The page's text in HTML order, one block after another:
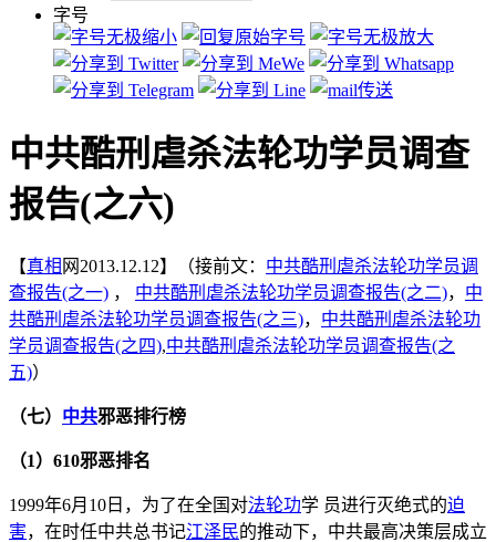
字号
中共酷刑虐杀法轮功学员调查
报告(之六)
【真相 网2013.12.12】（接前文： 中共酷刑虐杀法轮功学员调
查报告(之一) ， 中共酷刑虐杀法轮功学员调查报告(之二)， 中
共酷刑虐杀法轮功学员调查报告(之三)， 中共酷刑虐杀法轮功
学员调查报告(之四),中共酷刑虐杀法轮功学员调查报告(之
五)）
（七） 中共邪恶排行榜
（1）610邪恶排名
1999年6月10日，为了在全国对法轮功学 员进行灭绝式的迫
害，在时任中共总书记江泽民的推动下，中共最高决策层成立